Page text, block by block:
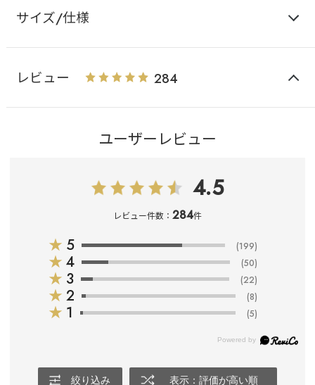
サイズ/仕様
レビュー 284
ユーザーレビュー
4.5
レビュー件数： 284件
★ 5 (199)
★ 4 (50)
★ 3 (22)
★ 2 (8)
★ 1 (5)
絞り込み 表示：評価が高い順